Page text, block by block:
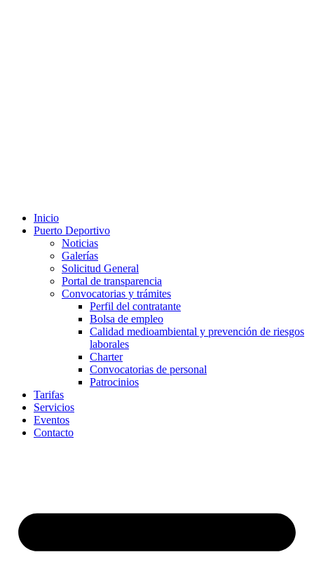
Inicio
Puerto Deportivo
Noticias
Galerías
Solicitud General
Portal de transparencia
Convocatorias y trámites
Perfil del contratante
Bolsa de empleo
Calidad medioambiental y prevención de riesgos
laborales
Charter
Convocatorias de personal
Patrocinios
Tarifas
Servicios
Eventos
Contacto